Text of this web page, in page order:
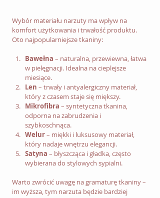
Wybór materiału narzuty ma wpływ na
komfort użytkowania i trwałość produktu.
Oto najpopularniejsze tkaniny:
Bawełna – naturalna, przewiewna, łatwa
w pielęgnacji. Idealna na cieplejsze
miesiące.
Len – trwały i antyalergiczny materiał,
który z czasem staje się miększy.
Mikrofibra – syntetyczna tkanina,
odporna na zabrudzenia i
szybkoschnąca.
Welur – miękki i luksusowy materiał,
który nadaje wnętrzu elegancji.
Satyna – błyszcząca i gładka, często
wybierana do stylowych sypialni.
Warto zwrócić uwagę na gramaturę tkaniny –
im wyższa, tym narzuta będzie bardziej